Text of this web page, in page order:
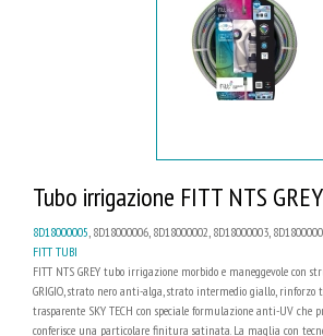
Tubo irrigazione FITT NTS GREY
8D18000005, 8D18000006, 8D18000002, 8D18000003,
FITT TUBI
FITT NTS GREY tubo irrigazione morbido e maneggevole con
GRIGIO, strato nero anti-alga, strato intermedio giallo, rinforzo
trasparente SKY TECH con speciale formulazione anti-UV che
conferisce una particolare finitura satinata. La maglia con